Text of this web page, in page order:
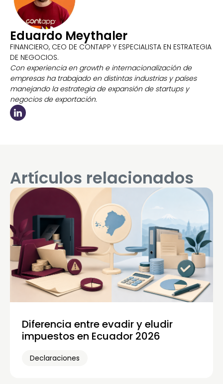
Eduardo Meythaler
FINANCIERO, CEO DE CONTAPP Y ESPECIALISTA EN ESTRATEGIA
DE NEGOCIOS.
Con experiencia en growth e internacionalización de
empresas ha trabajado en distintas industrias y países
manejando la estrategia de expansión de startups y
negocios de exportación.
Artículos relacionados
Diferencia entre evadir y eludir
impuestos en Ecuador 2026
Declaraciones